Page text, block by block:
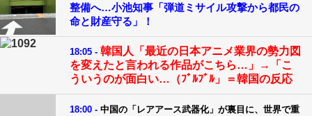
整備へ…小池知事「弾道ミサイル攻撃から都民の
命と財産守る」！
18:05 - 韓国人「最近の日本アニメ業界の勢力図
を変えたと言われる作品がこちら…」→「こ
ういうのが面白い…（ﾌﾞﾙﾌﾞﾙ」＝韓国の反応
18:00 - 中国の「レアアース武器化」が裏目に、世界で重